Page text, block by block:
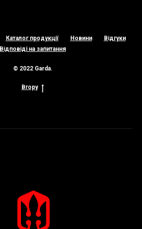
Каталог продукції Новини
Відгуки
Відповіді на запитання
© 2022 Garda.
Вгору